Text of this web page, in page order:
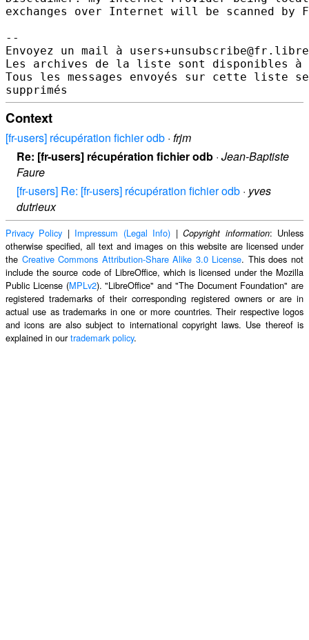
exchanges over Internet will be scanned by
--
Envoyez un mail à
Les archives de la liste sont disponibles à
Tous les messages envoyés sur cette liste
Context
[fr-users] récupération fichier odb · frjm
Re: [fr-users] récupération fichier odb · Jean-Baptiste
Faure
[fr-users] Re: [fr-users] récupération fichier odb · yves
dutrieux
Privacy Policy | Impressum (Legal Info) |Copyright information: Unless
otherwise specified, all text and images on this website are licensed under
the Creative Commons Attribution-Share Alike 3.0 License. This does not
include the source code of LibreOffice, which is licensed under the Mozilla
Public License (MPLv2). "LibreOffice" and "The Document Foundation" are
registered trademarks of their corresponding registered owners or are in
actual use as trademarks in one or more countries. Their respective logos
and icons are also subject to international copyright laws. Use thereof is
explained in ourtrademark policy.